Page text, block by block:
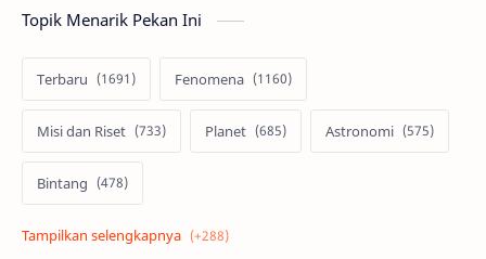
Topik Menarik Pekan Ini
Terbaru Fenomena
Misi dan Riset Planet Astronomi
Bintang
Alam semesta Galaksi